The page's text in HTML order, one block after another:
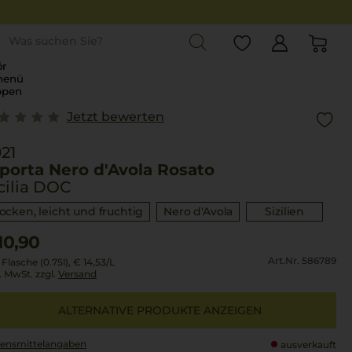
Jetzt bewerten
Nero d'Avola Rosato
DOC
leicht und fruchtig Nero d'Avola Sizilien
(0.75l), € 14,53/L
MwSt. zzgl. Versand
Art.Nr. 586789
ALTERNATIVE PRODUKTE ANZEIGEN
ausverkauft